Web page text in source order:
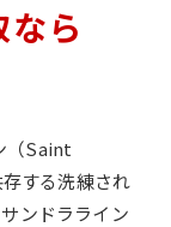
ら
（Saint
する洗練され
ンドラライン